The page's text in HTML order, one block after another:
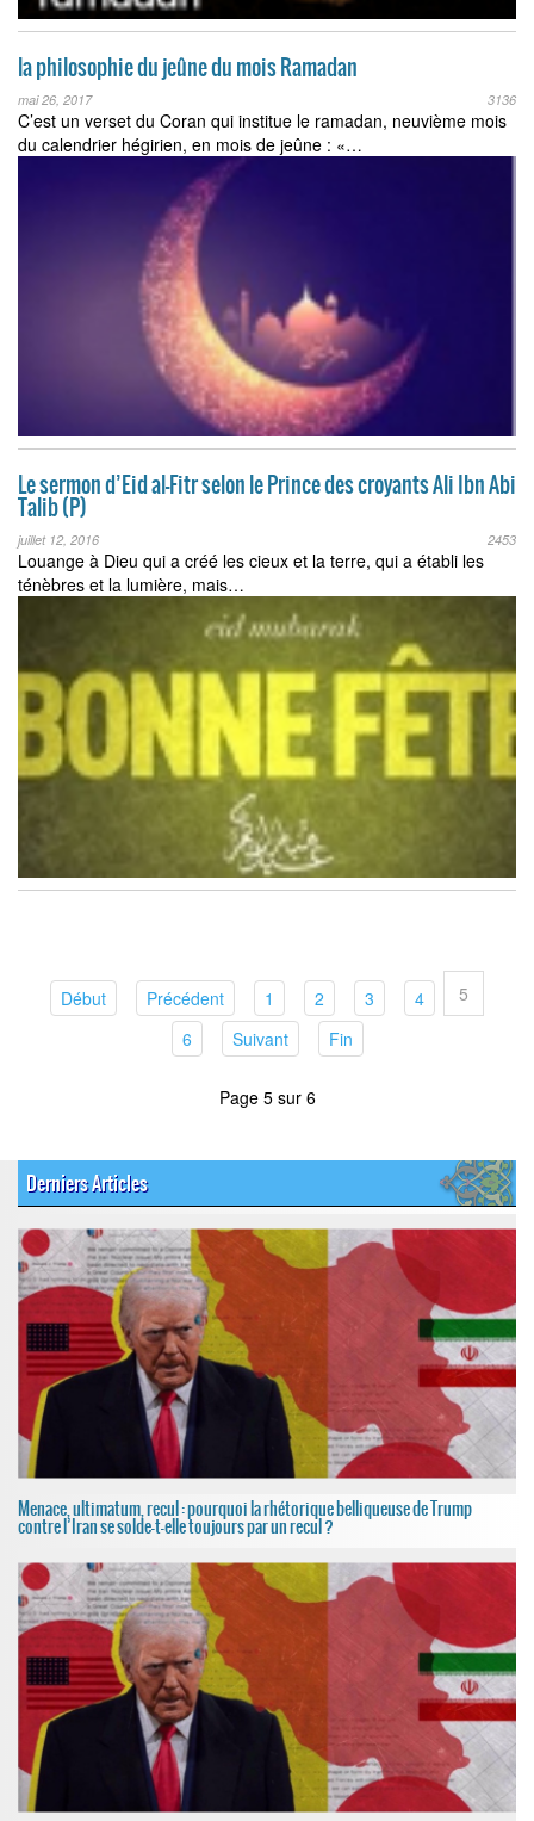
la philosophie du jeûne du mois Ramadan
mai 26, 2017 3136
C’est un verset du Coran qui institue le ramadan, neuvième mois
du calendrier hégirien, en mois de jeûne : «…
Le sermon d’Eid al-Fitr selon le Prince des croyants Ali Ibn Abi
Talib (P)
juillet 12, 2016 2453
Louange à Dieu qui a créé les cieux et la terre, qui a établi les
ténèbres et la lumière, mais…
Début(current)Précédent(current)
1 (current)
2 (current)
3 (current)
4(current)
5
6(current)Suivant(current)
Fin(current)
Page 5 sur 6
Derniers Articles
Menace, ultimatum, recul : pourquoi la rhétorique belliqueuse de Trump
contre l’Iran se solde-t-elle toujours par un recul ?